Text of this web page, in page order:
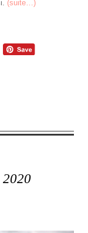
(suite…)
2020